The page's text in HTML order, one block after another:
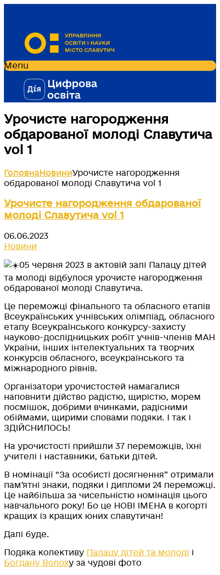
Menu
Урочисте нагородження
обдарованої молоді Славутича
vol 1
ГоловнаНовиниУрочисте нагородження
обдарованої молоді Славутича vol 1
Урочисте нагородження обдарованої
молоді Славутича vol 1
06.06.2023
Новини
05 червня 2023 в актовій залі Палацу дітей
та молоді відбулося урочисте нагородження
обдарованої молоді Славутича.
Це переможці фінального та обласного етапів
Всеукраїнських учнівських олімпіад, обласного
етапу Всеукраїнського конкурсу-захисту
науково-дослідницьких робіт учнів-членів МАН
України, інших інтелектуальних та творчих
конкурсів обласного, всеукраїнського та
міжнародного рівнів.
Організатори урочистостей намагалися
наповнити дійство радістю, щирістю, морем
посмішок, добрими вчинками, радісними
обіймами, щирими словами подяки. І так і
ЗДІЙСНИЛОСЬ!
На урочистості прийшли 37 переможців, їхні
учителі і наставники, батьки дітей.
В номінації “За особисті досягнення” отримали
пам’ятні знаки, подяки і дипломи 24 переможці.
Це найбільша за чисельністю номінація цього
навчального року! Бо це НОВІ ІМЕНА в когорті
кращих із кращих юних славутичан!
Далі буде.
Подяка колективу Палацу дітей та молоді і
Богдану Волоху за чудові фото